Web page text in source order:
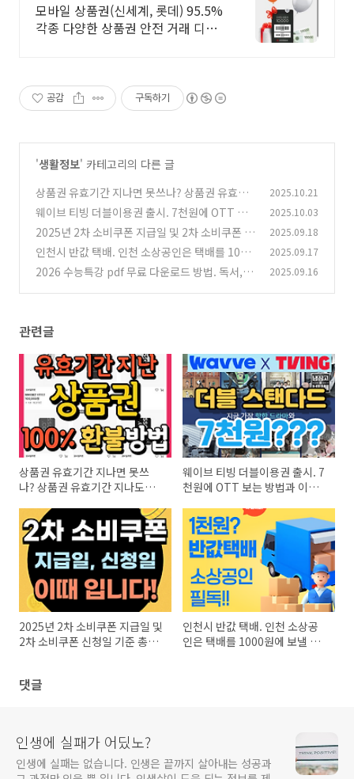
모바일 상품권(신세계, 롯데) 95.5%
각종 다양한 상품권 안전 거래 디씨
공감 구독하기
'생활정보' 카테고리의 다른 글
상품권 유효기간 지나면 못쓰나? 상품권 유효기
간 지나도 100% 환불받는 법
(0)
2025.10.21
웨이브 티빙 더블이용권 출시. 7천원에 OTT 보
는 방법과 이벤트
(0)
2025.10.03
2025년 2차 소비쿠폰 지급일 및 2차 소비쿠폰 신
청일 기준 총정리
(0)
2025.09.18
인천시 반값 택배. 인천 소상공인은 택배를 1000
원에 보낼 수 있다?
(0)
2025.09.17
2026 수능특강 pdf 무료 다운로드 방법. 독서, 문
2025.09.16
관련글
상품권 유효기간 지나면 못쓰
나? 상품권 유효기간 지나도
웨이브 티빙 더블이용권 출시. 7
천원에 OTT 보는 방법과 이벤
2025년 2차 소비쿠폰 지급일 및
2차 소비쿠폰 신청일 기준 총정
인천시 반값 택배. 인천 소상공
인은 택배를 1000원에 보낼 수
댓글
인생에 실패가 어딨노?
인생에 실패는 없습니다. 인생은 끝까지 살아내는 성공과